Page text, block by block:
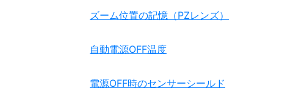
ズーム位置の記憶（PZレンズ）
自動電源OFF温度
電源OFF時のセンサーシールド